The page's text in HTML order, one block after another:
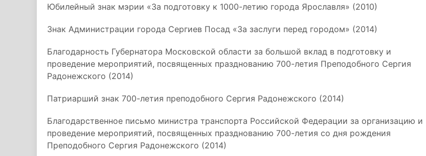
Юбилейный знак мэрии «За подготовку к 1000-летию города Ярославля» (2010)
Знак Администрации города Сергиев Посад «За заслуги перед городом» (2014)
Благодарность Губернатора Московской области за большой вклад в подготовку и
проведение мероприятий, посвященных празднованию 700-летия Преподобного Сергия
Радонежского (2014)
Патриарший знак 700-летия преподобного Сергия Радонежского (2014)
Благодарственное письмо министра транспорта Российской Федерации за организацию и
проведение мероприятий, посвященных празднованию 700-летия со дня рождения
Преподобного Сергия Радонежского (2014)